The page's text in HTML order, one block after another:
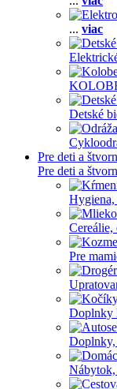
... viac
Detské
Pre deti a
Pre deti a
Hygiena,
Cereálie,
Pre
Doplnky
Doplnky,
Nábytok,